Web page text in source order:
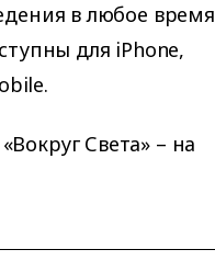
в любое время
для iPhone,
Света» – на